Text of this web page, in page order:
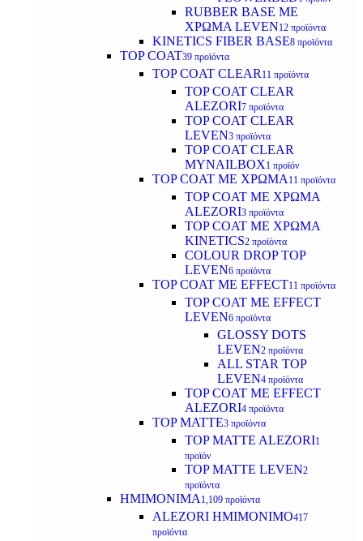
RUBBER BASE ΜΕ
ΧΡΩΜΑ LEVEN12 προϊόντα
KINETICS FIBER BASE8 προϊόντα
TOP COAT39 προϊόντα
TOP COAT CLEAR 11 προϊόντα
TOP COAT CLEAR
ALEZORI7 προϊόντα
TOP COAT CLEAR
LEVEN3 προϊόντα
TOP COAT CLEAR
MYNAILBOX1 προϊόν
TOP COAT ΜΕ ΧΡΩΜΑ 11 προϊόντα
TOP COAT ΜΕ ΧΡΩΜΑ
ALEZORI3 προϊόντα
TOP COAT ΜΕ ΧΡΩΜΑ
KINETICS2 προϊόντα
COLOUR DROP TOP
LEVEN6 προϊόντα
TOP COAT ΜΕ EFFECT11 προϊόντα
TOP COAT ME EFFECT
LEVEN6 προϊόντα
GLOSSY DOTS
LEVEN2 προϊόντα
ALL STAR TOP
LEVEN4 προϊόντα
TOP COAT ME EFFECT
ALEZORI4 προϊόντα
TOP MATTE3 προϊόντα
TOP MATTE ALEZORI1
προϊόν
TOP MATTE LEVEN2
προϊόντα
ΗΜΙΜΟΝΙΜΑ 1,109 προϊόντα
ALEZORI ΗΜΙΜΟΝΙΜΟ417
προϊόντα